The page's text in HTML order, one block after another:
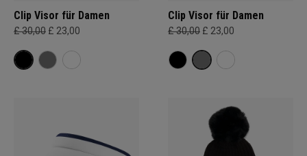
Clip Visor für Damen
£ 30,00 £ 23,00
Clip Visor für Damen
£ 30,00 £ 23,00